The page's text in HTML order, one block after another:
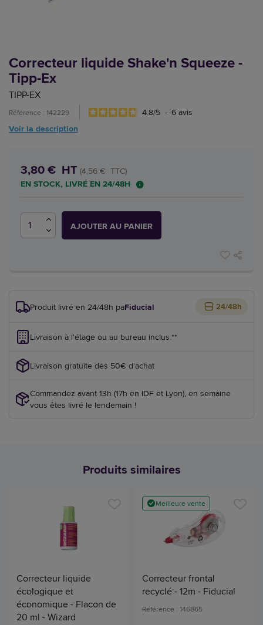
Correcteur liquide Shake'n Squeeze -
Tipp-Ex
TIPP-EX
Référence : 142229 4.8/5 - 6 avis
Voir la description
3,80 € HT (4,56 € TTC)
EN STOCK, LIVRÉ EN 24/48H
AJOUTER AU PANIER
Produit livré en 24/48h parFiducial 24/48h
Livraison à l'étage ou au bureau inclus.**
Livraison gratuite dès 50€ d'achat
Commandez avant 13h (17h en IDF et Lyon), en semaine
vous êtes livré le lendemain !
Produits similaires
Correcteur liquide
écologique et
économique - Flacon de
20 ml - Wizard
Meilleure vente
Correcteur frontal
recyclé - 12m - Fiducial
Référence : 146865